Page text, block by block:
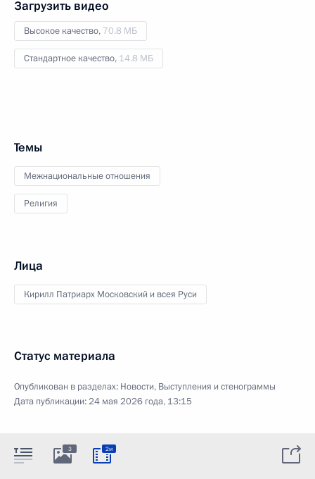
Загрузить видео
Высокое качество, 70.8 МБ
Стандартное качество, 14.8 МБ
Темы
Межнациональные отношения
Религия
Лица
Кирилл Патриарх Московский и всея Руси
Статус материала
Опубликован в разделах: Новости, Выступления и стенограммы
Дата публикации:24 мая 2026 года, 13:15
3 2м